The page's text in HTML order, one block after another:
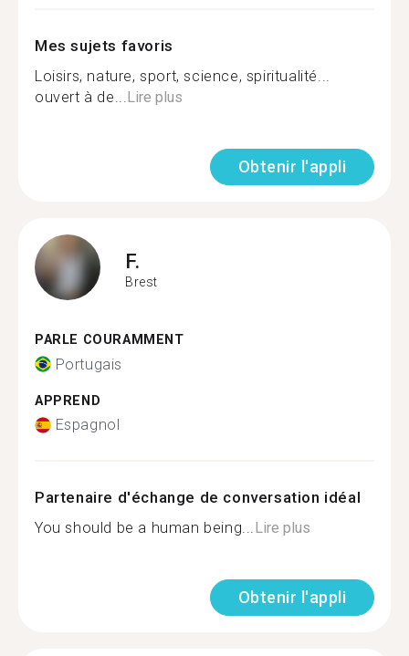
Mes sujets favoris
Loisirs, nature, sport, science, spiritualité...
ouvert à de...Lire plus
Obtenir l'appli
F.
Brest
PARLE COURAMMENT
Portugais
APPREND
Espagnol
Partenaire d'échange de conversation idéal
You should be a human being...Lire plus
Obtenir l'appli